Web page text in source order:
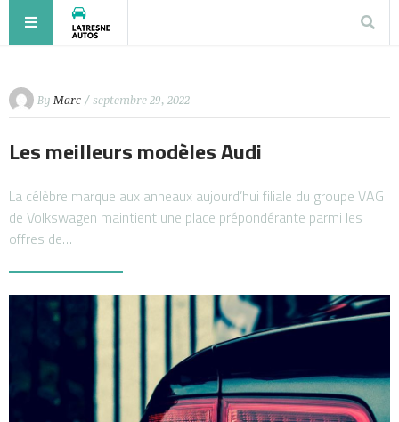
By Marc / septembre 29, 2022
Les meilleurs modèles Audi
La célèbre marque aux anneaux aujourd’hui filiale du groupe VAG
de Volkswagen maintient une place prépondérante parmi les
offres de…